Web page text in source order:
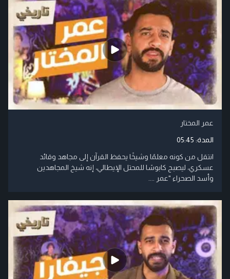
عمر المختار
المدة: 05:45
انتقل من كونه معلمًا وشيخًا يحفظ القرآن إلى مجاهد وقائد
عسكري، ليصبح كابوسًا للمحتل الإيطالي، إنه شيخ المجاهدين
وأسد الصحراء "عمر ....